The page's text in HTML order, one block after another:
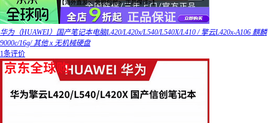
华为（HUAWEI）国产笔记本电脑L420/L420x/L540/L540X/L410 / 擎云L420x-A106 麒麟
9000c/16g/ 其他 x 无机械硬盘
1条评价